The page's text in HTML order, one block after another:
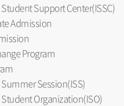
Support Center(ISSC)
Admission
Program
Session(ISS)
Organization(ISO)